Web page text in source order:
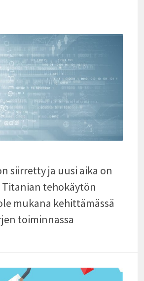
siirretty ja uusi aika on
Titanian tehokäytön
mukana kehittämässä
toiminnassa